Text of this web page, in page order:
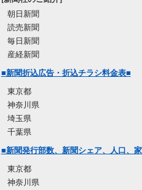
朝日新聞
読売新聞
毎日新聞
産経新聞
■新聞折込広告・折込チラシ料金表■
東京都
神奈川県
埼玉県
千葉県
■新聞発行部数、新聞シェア、人口、
東京都
神奈川県